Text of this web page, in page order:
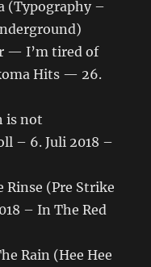
(Typography –
— I’m tired of
Hits — 26.
is not
– 6. Juli 2018 –
Rinse (Pre Strike
– In The Red
Rain (Hee Hee